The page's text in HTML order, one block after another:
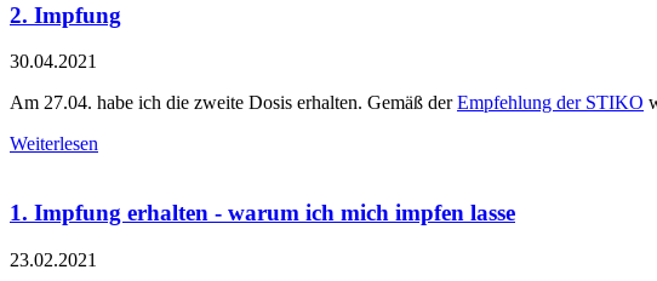
2. Impfung
30.04.2021
Am 27.04. habe ich die zweite Dosis erhalten. Gemäß derEmpfehlung der STIKO
Weiterlesen
1. Impfung erhalten - warum ich mich impfen lasse
23.02.2021